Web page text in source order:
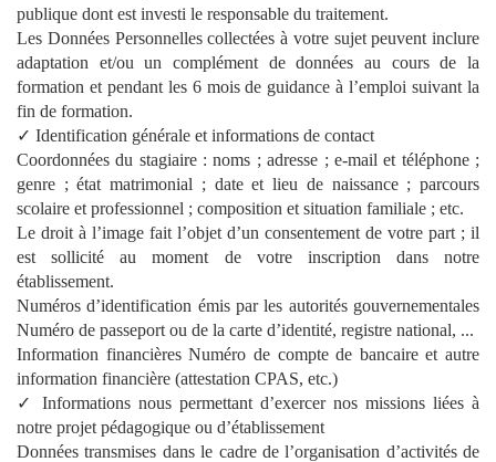
publique dont est investi le responsable du traitement.
Les Données Personnelles collectées à votre sujet peuvent inclure
adaptation et/ou un complément de données au cours de la
formation et pendant les 6 mois de guidance à l’emploi suivant la
fin de formation.
✓ Identification générale et informations de contact
Coordonnées du stagiaire : noms ; adresse ; e-mail et téléphone ;
genre ; état matrimonial ; date et lieu de naissance ; parcours
scolaire et professionnel ; composition et situation familiale ; etc.
Le droit à l’image fait l’objet d’un consentement de votre part ; il
est sollicité au moment de votre inscription dans notre
établissement.
Numéros d’identification émis par les autorités gouvernementales
Numéro de passeport ou de la carte d’identité, registre national, ...
Information financières Numéro de compte de bancaire et autre
information financière (attestation CPAS, etc.)
✓ Informations nous permettant d’exercer nos missions liées à
notre projet pédagogique ou d’établissement
Données transmises dans le cadre de l’organisation d’activités de